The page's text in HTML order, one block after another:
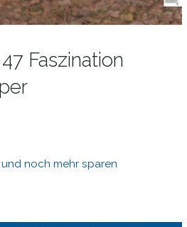
Faszination
noch mehr sparen